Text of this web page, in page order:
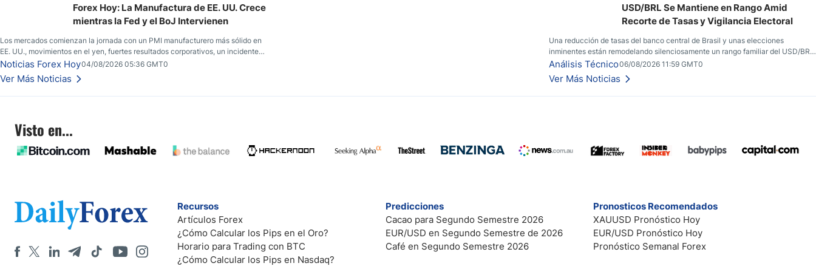
frente al yen; el peso mexicano ve un repunte a medida que las tasas caen en
Forex Hoy: La Manufactura de EE. UU. Crece
mientras la Fed y el BoJ Intervienen
Los mercados comienzan la jornada con un PMI manufacturero más sólido en
EE. UU., movimientos en el yen, fuertes resultados corporativos, un incidente
de seguridad en Bitcoin y nuevas señales desde el mercado del petróleo.
Noticias Forex Hoy04/08/2026 05:36 GMT0
Ver Más Noticias
USD/BRL Se Mantiene en Rango Amid
Recorte de Tasas y Vigilancia Electoral
Una reducción de tasas del banco central de Brasil y unas elecciones
inminentes están remodelando silenciosamente un rango familiar del USD/BRL.
Una reducción de tasas por parte del banco central de Brasil y unas elecciones
inminentes están remodelando silenciosamente un rango familiar del USD/BRL.
Esto es lo que los traders están observando a continuación.
Análisis Técnico06/08/2026 11:59 GMT0
Ver Más Noticias
Visto en...
Recursos
Artículos Forex
¿Cómo Calcular los Pips en el Oro?
Horario para Trading con BTC
¿Cómo Calcular los Pips en Nasdaq?
Predicciones
Cacao para Segundo Semestre 2026
EUR/USD en Segundo Semestre de 2026
Café en Segundo Semestre 2026
Pronosticos Recomendados
XAUUSD Pronóstico Hoy
EUR/USD Pronóstico Hoy
Pronóstico Semanal Forex